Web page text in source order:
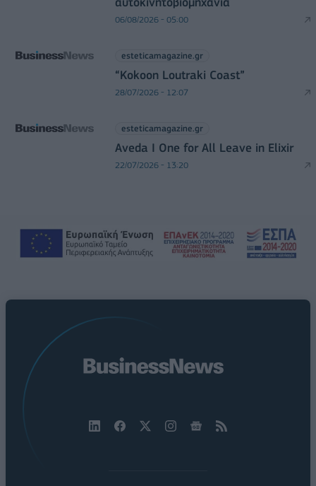
06/08/2026 - 05:00
esteticamagazine.gr
“Kokoon Loutraki Coast”
28/07/2026 - 12:07
esteticamagazine.gr
Aveda I One for All Leave in Elixir
22/07/2026 - 13:20